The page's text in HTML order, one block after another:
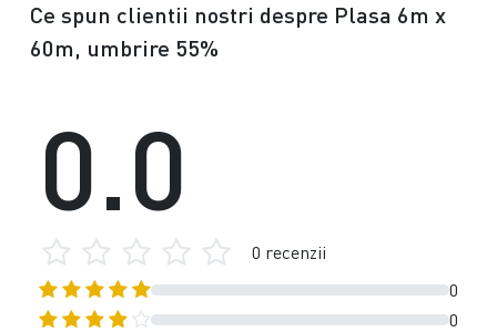
Ce spun clientii nostri despre Plasa 6m x
60m, umbrire 55%
0
0
0.0
0 recenzii